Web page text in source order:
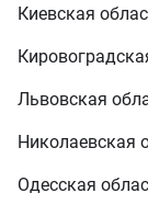
Киевская
Львовская
Николаевская
Одесская